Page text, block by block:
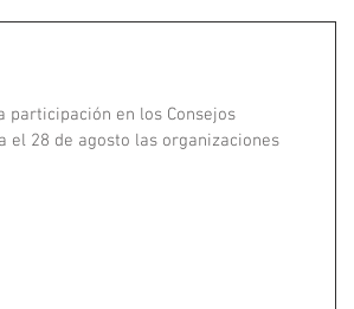
participación en los Consejos
el 28 de agosto las organizaciones